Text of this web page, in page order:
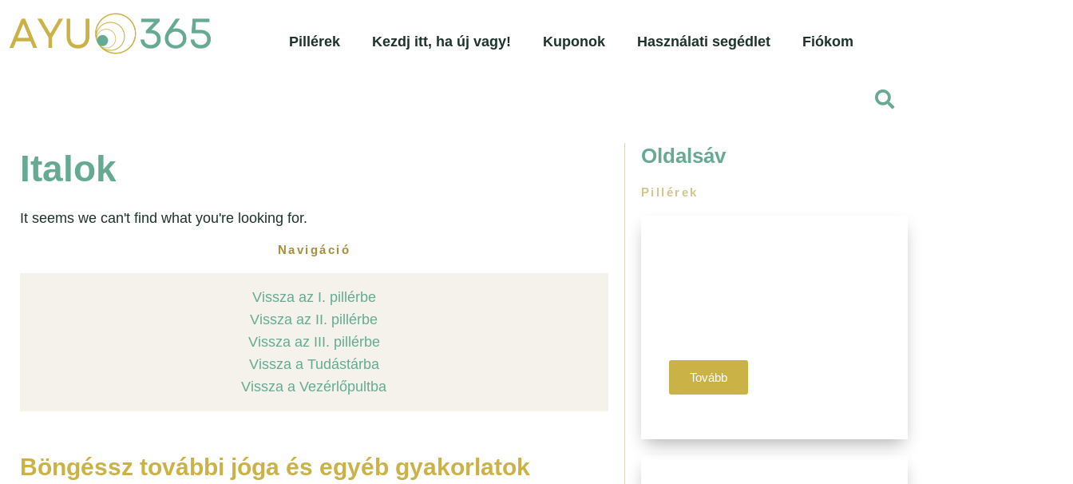
content
Pillérek Kezdj itt, ha új vagy! Kuponok Használati segédlet Fiókom
Italok
It seems we can't find what you're looking for.
Navigáció
Vissza az I. pillérbe
Vissza az II. pillérbe
Vissza az III. pillérbe
Vissza a Tudástárba
Vissza a Vezérlőpultba
Böngéssz további jóga és egyéb gyakorlatok
Oldalsáv
Pillérek
Tovább